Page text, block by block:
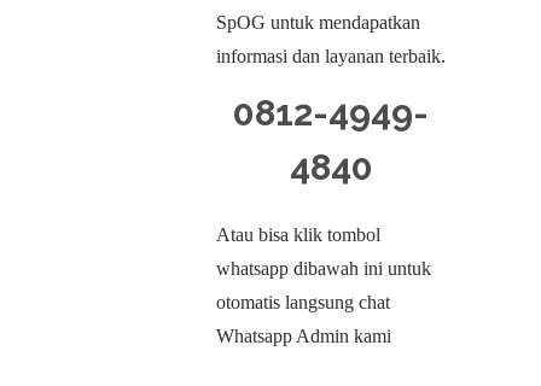
SpOG untuk mendapatkan
informasi dan layanan terbaik.
0812-4949-
4840
Atau bisa klik tombol
whatsapp dibawah ini untuk
otomatis langsung chat
Whatsapp Admin kami